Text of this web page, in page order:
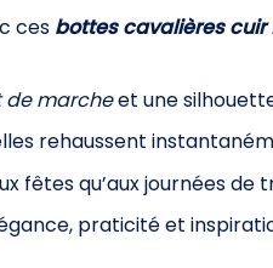
ces bottes cavalières
de marcheet une
rehaussent
fêtes qu’aux journées de
praticité et